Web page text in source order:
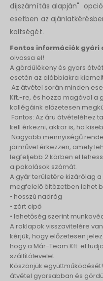
díjszámítás alapján"
esetben az
költségét.
Fontos információk gyári
olvassa el!
A gördülékeny és gyors
esetén az alábbiakra
Az átvétel során minden
Kft.-re, és hozza magával a
kollégáink előzetesen
Fontos: Az áru átvételéhez
kell érkezni, akkor is, ha
Nagyobb mennyiségű
járművel érkezzen, amely
legfeljebb 2 körben el
a pakolások számát.
A gyár területére kizárólag
megfelelő öltözetben lehet
• hosszú nadrág
• zárt cipő
• lehetőség szerint
A raklapok visszavitelére
kérjük, hogy előzetesen
hogy a Már-Team Kft. el
szállítólevelet.
Köszönjük
átvétel gyorsabban és